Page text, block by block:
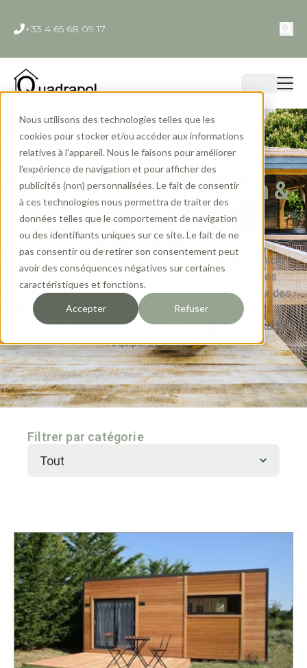
Nous utilisons des technologies telles que les
cookies pour stocker et/ou accéder aux informations
relatives à l'appareil. Nous le faisons pour améliorer
l'expérience de navigation et pour afficher des
publicités (non) personnalisées. Le fait de consentir
à ces technologies nous permettra de traiter des
données telles que le comportement de navigation
ou des identifiants uniques sur ce site. Le fait de ne
pas consentir ou de retirer son consentement peut
avoir des conséquences négatives sur certaines
caractéristiques et fonctions.
Accepter Refuser
+33 4 65 68 09 17
Infos & Conseils Tiny
house, Studios de jardin &
Lodges en bois
Découvrez tous nos conseils pour votre projet de micro-
habitat ou Tiny House. Mais aussi des portraits des
artisans passionnés et des témoignages d'amoureux des
Tiny House et Studios de jardin. Besoin de plus
d’information sur votre projet d’habitat en bois ? Contactez
l'équipe Quadrapol !
Filtrer par catégorie